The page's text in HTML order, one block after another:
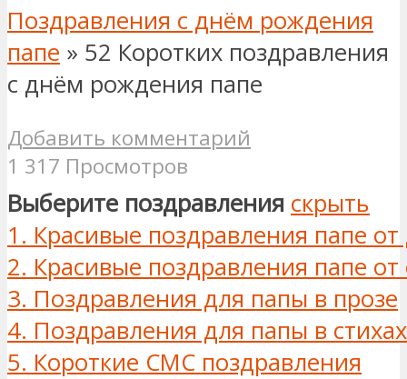
Поздравления с днём рождения
папе » 52 Коротких поздравления
с днём рождения папе
Добавить комментарий
1 317 Просмотров
Выберите поздравления скрыть
1. Красивые поздравления папе
2. Красивые поздравления папе
3. Поздравления для папы в прозе
4. Поздравления для папы в стихах
5. Короткие СМС поздравления